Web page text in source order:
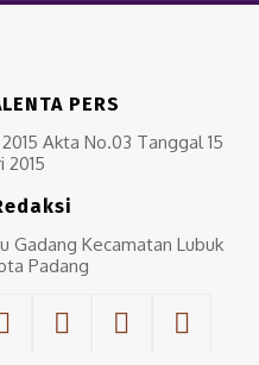
PERS
Akta No.03 Tanggal 15
2015
Gadang Kecamatan Lubuk
Padang